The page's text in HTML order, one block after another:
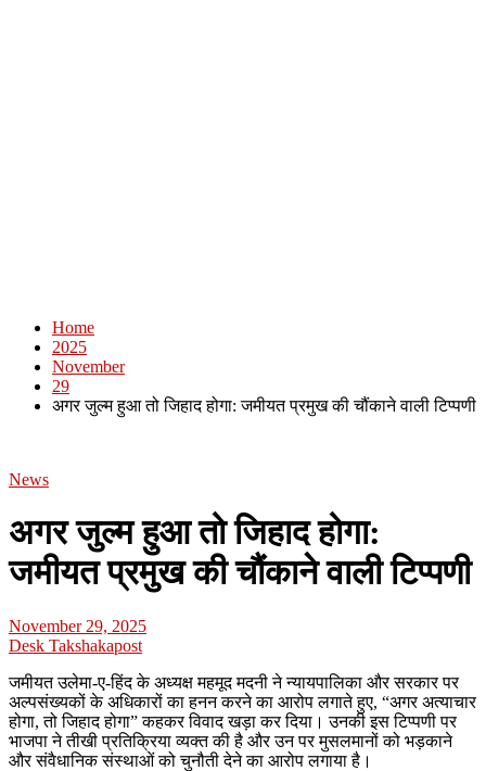
Home
2025
November
29
अगर जुल्म हुआ तो जिहाद होगा: जमीयत प्रमुख की चौंकाने वाली टिप्पणी
News
अगर जुल्म हुआ तो जिहाद होगा:
जमीयत प्रमुख की चौंकाने वाली टिप्पणी
November 29, 2025
Desk Takshakapost
जमीयत उलेमा-ए-हिंद के अध्यक्ष महमूद मदनी ने न्यायपालिका और सरकार पर
अल्पसंख्यकों के अधिकारों का हनन करने का आरोप लगाते हुए, “अगर अत्याचार
होगा, तो जिहाद होगा” कहकर विवाद खड़ा कर दिया। उनकी इस टिप्पणी पर
भाजपा ने तीखी प्रतिक्रिया व्यक्त की है और उन पर मुसलमानों को भड़काने
और संवैधानिक संस्थाओं को चुनौती देने का आरोप लगाया है।